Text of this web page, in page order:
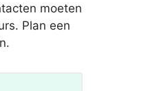
moeten
Plan een